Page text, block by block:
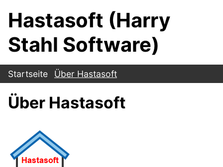
Hastasoft (Harry
Stahl Software)
Startseite Über Hastasoft
Über Hastasoft